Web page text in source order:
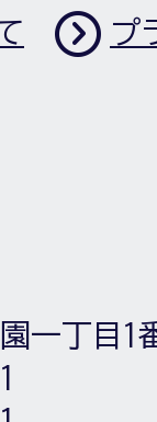
プ
一丁目1